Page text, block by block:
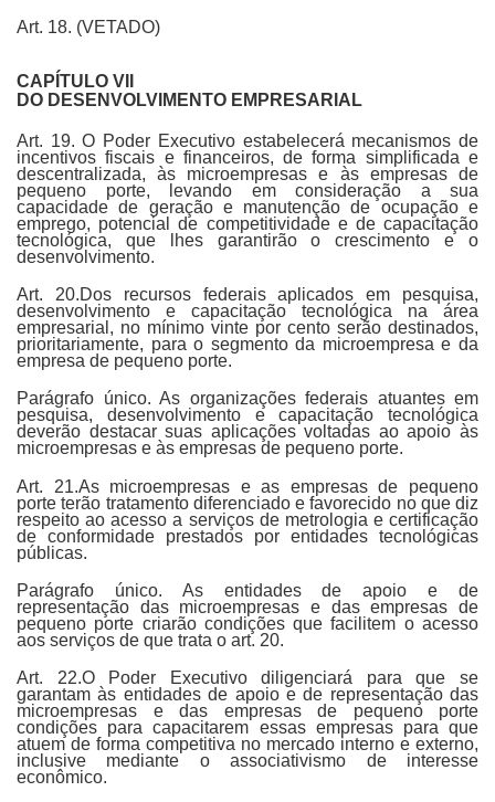
Art. 18. (VETADO)
CAPÍTULO VII
DO DESENVOLVIMENTO EMPRESARIAL
Art. 19. O Poder Executivo estabelecerá mecanismos de
incentivos fiscais e financeiros, de forma simplificada e
descentralizada, às microempresas e às empresas de
pequeno porte, levando em consideração a sua
capacidade de geração e manutenção de ocupação e
emprego, potencial de competitividade e de capacitação
tecnológica, que lhes garantirão o crescimento e o
desenvolvimento.
Art. 20.Dos recursos federais aplicados em pesquisa,
desenvolvimento e capacitação tecnológica na área
empresarial, no mínimo vinte por cento serão destinados,
prioritariamente, para o segmento da microempresa e da
empresa de pequeno porte.
Parágrafo único. As organizações federais atuantes em
pesquisa, desenvolvimento e capacitação tecnológica
deverão destacar suas aplicações voltadas ao apoio às
microempresas e às empresas de pequeno porte.
Art. 21.As microempresas e as empresas de pequeno
porte terão tratamento diferenciado e favorecido no que diz
respeito ao acesso a serviços de metrologia e certificação
de conformidade prestados por entidades tecnológicas
públicas.
Parágrafo único. As entidades de apoio e de
representação das microempresas e das empresas de
pequeno porte criarão condições que facilitem o acesso
aos serviços de que trata o art. 20.
Art. 22.O Poder Executivo diligenciará para que se
garantam às entidades de apoio e de representação das
microempresas e das empresas de pequeno porte
condições para capacitarem essas empresas para que
atuem de forma competitiva no mercado interno e externo,
inclusive mediante o associativismo de interesse
econômico.